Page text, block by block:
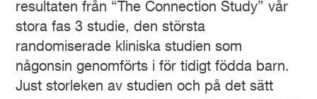
resultaten från “The Connection Study” vår
stora fas 3 studie, den största
randomiserade kliniska studien som
någonsin genomförts i för tidigt födda barn.
Just storleken av studien och på det sätt